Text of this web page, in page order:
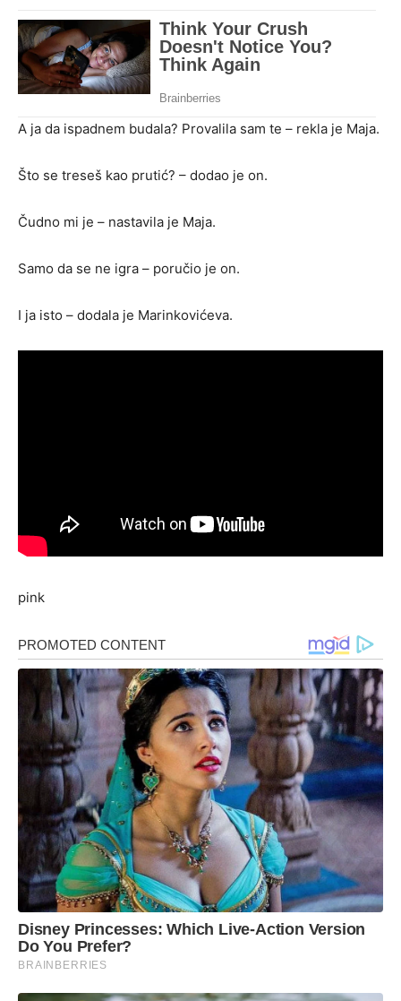
A ja da ispadnem budala? Provalila sam te – rekla je Maja.
Što se treseš kao prutić? – dodao je on.
Čudno mi je – nastavila je Maja.
Samo da se ne igra – poručio je on.
I ja isto – dodala je Marinkovićeva.
pink